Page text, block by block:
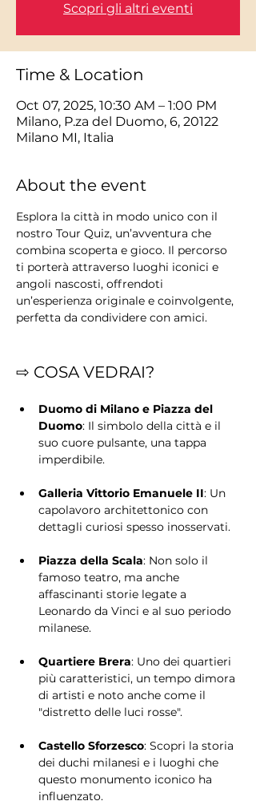
Scopri gli altri eventi
Time & Location
Oct 07, 2025, 10:30 AM – 1:00 PM
Milano, P.za del Duomo, 6, 20122
Milano MI, Italia
About the event
Esplora la città in modo unico con il
nostro Tour Quiz, un’avventura che
combina scoperta e gioco. Il percorso
ti porterà attraverso luoghi iconici e
angoli nascosti, offrendoti
un’esperienza originale e coinvolgente,
perfetta da condividere con amici.
⇨ COSA VEDRAI?
Duomo di Milano e Piazza del
Duomo: Il simbolo della città e il
suo cuore pulsante, una tappa
imperdibile.
Galleria Vittorio Emanuele II: Un
capolavoro architettonico con
dettagli curiosi spesso inosservati.
Piazza della Scala: Non solo il
famoso teatro, ma anche
affascinanti storie legate a
Leonardo da Vinci e al suo periodo
milanese.
Quartiere Brera: Uno dei quartieri
più caratteristici, un tempo dimora
di artisti e noto anche come il
"distretto delle luci rosse".
Castello Sforzesco: Scopri la storia
dei duchi milanesi e i luoghi che
questo monumento iconico ha
influenzato.